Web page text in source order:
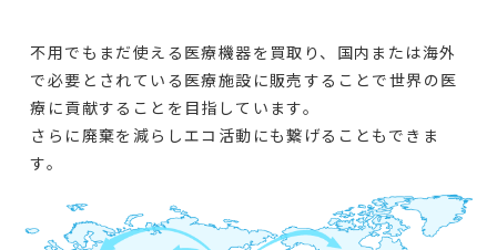
不用でもまだ使える医療機器を買取り、国内または海外
で必要とされている医療施設に販売することで世界の医
療に貢献することを目指しています。
さらに廃棄を減らしエコ活動にも繋げることもできま
す。